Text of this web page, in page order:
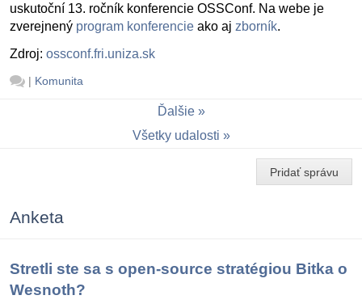
uskutoční 13. ročník konferencie OSSConf. Na webe je
zverejnený program konferencie ako aj zborník.
Zdroj: ossconf.fri.uniza.sk
| Komunita
Ďalšie
Všetky udalosti
Pridať správu
Anketa
Stretli ste sa s open-source stratégiou Bitka o
Wesnoth?